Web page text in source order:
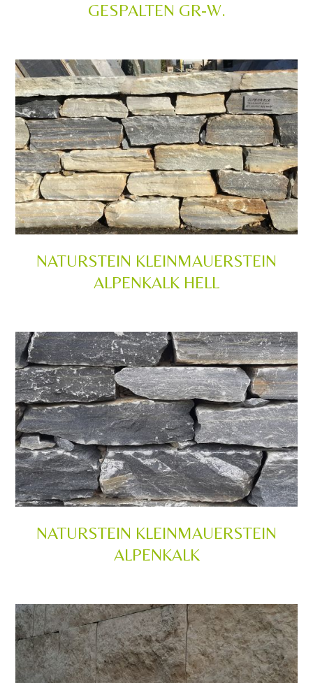
GESPALTEN GR-W.
NATURSTEIN KLEINMAUERSTEIN
ALPENKALK HELL
NATURSTEIN KLEINMAUERSTEIN
ALPENKALK